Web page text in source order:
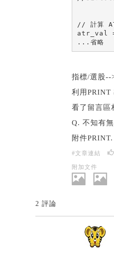
// 計算
atr_val
...省略
指標/選股--
利用PRINT
看了留言區
Q. 不知有
附件
#文章連結
附加文件
2 評論